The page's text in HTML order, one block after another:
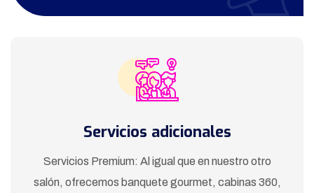
Servicios adicionales
Servicios Premium: Al igual que en nuestro otro
salón, ofrecemos banquete gourmet, cabinas 360,